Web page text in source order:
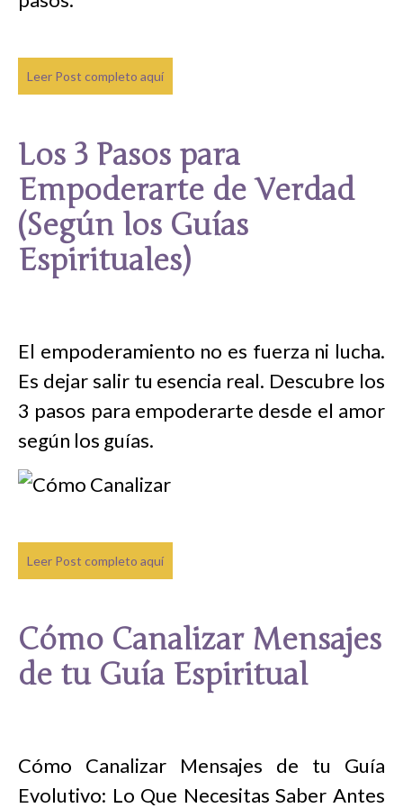
Leer Post completo aquí
Los 3 Pasos para
Empoderarte de Verdad
(Según los Guías
Espirituales)
El empoderamiento no es fuerza ni lucha.
Es dejar salir tu esencia real. Descubre los
3 pasos para empoderarte desde el amor
según los guías.
Leer Post completo aquí
Cómo Canalizar Mensajes
de tu Guía Espiritual
Cómo Canalizar Mensajes de tu Guía
Evolutivo: Lo Que Necesitas Saber Antes